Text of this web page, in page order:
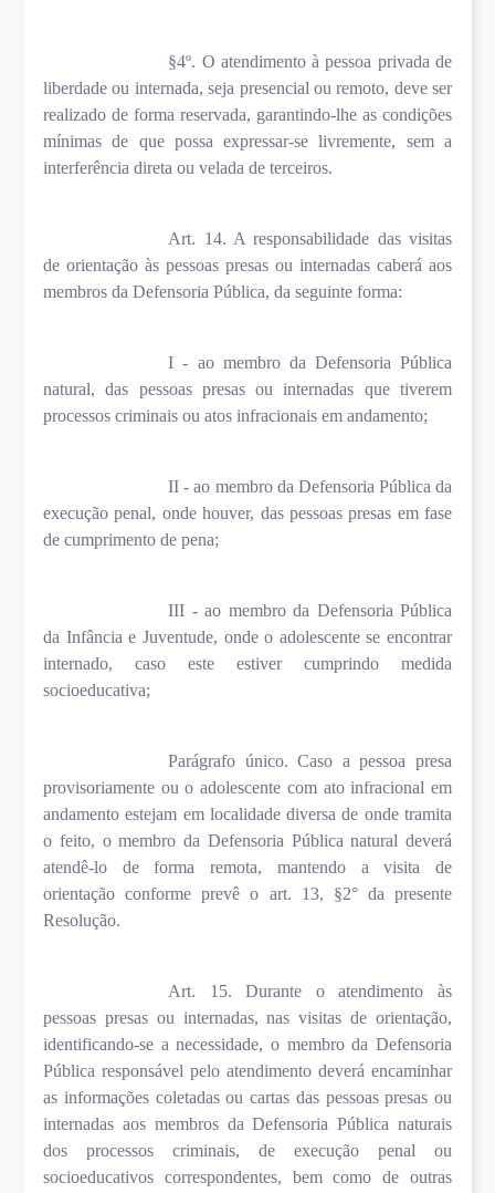
§4º. O atendimento à pessoa privada de
liberdade ou internada, seja presencial ou remoto, deve ser
realizado de forma reservada, garantindo-lhe as condições
mínimas de que possa expressar-se livremente, sem a
interferência direta ou velada de terceiros.
Art. 14. A responsabilidade das visitas
de orientação às pessoas presas ou internadas caberá aos
membros da Defensoria Pública, da seguinte forma:
I - ao membro da Defensoria Pública
natural, das pessoas presas ou internadas que tiverem
processos criminais ou atos infracionais em andamento;
II - ao membro da Defensoria Pública da
execução penal, onde houver, das pessoas presas em fase
de cumprimento de pena;
III - ao membro da Defensoria Pública
da Infância e Juventude, onde o adolescente se encontrar
internado, caso este estiver cumprindo medida
socioeducativa;
Parágrafo único. Caso a pessoa presa
provisoriamente ou o adolescente com ato infracional em
andamento estejam em localidade diversa de onde tramita
o feito, o membro da Defensoria Pública natural deverá
atendê-lo de forma remota, mantendo a visita de
orientação conforme prevê o art. 13, §2° da presente
Resolução.
Art. 15. Durante o atendimento às
pessoas presas ou internadas, nas visitas de orientação,
identificando-se a necessidade, o membro da Defensoria
Pública responsável pelo atendimento deverá encaminhar
as informações coletadas ou cartas das pessoas presas ou
internadas aos membros da Defensoria Pública naturais
dos processos criminais, de execução penal ou
socioeducativos correspondentes, bem como de outras